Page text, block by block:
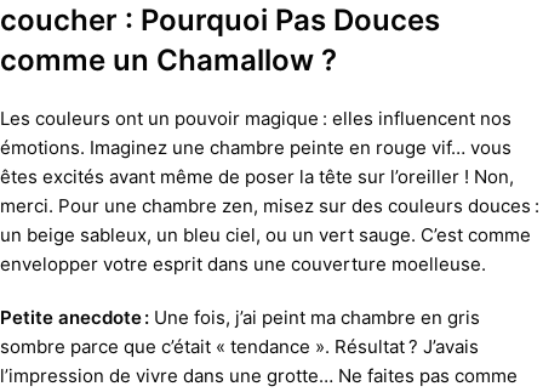
coucher : Pourquoi Pas Douces
comme un Chamallow ?
Les couleurs ont un pouvoir magique : elles influencent nos
émotions. Imaginez une chambre peinte en rouge vif… vous
êtes excités avant même de poser la tête sur l’oreiller ! Non,
merci. Pour une chambre zen, misez sur des couleurs douces :
un beige sableux, un bleu ciel, ou un vert sauge. C’est comme
envelopper votre esprit dans une couverture moelleuse.
Petite anecdote : Une fois, j’ai peint ma chambre en gris
sombre parce que c’était « tendance ». Résultat ? J’avais
l’impression de vivre dans une grotte… Ne faites pas comme